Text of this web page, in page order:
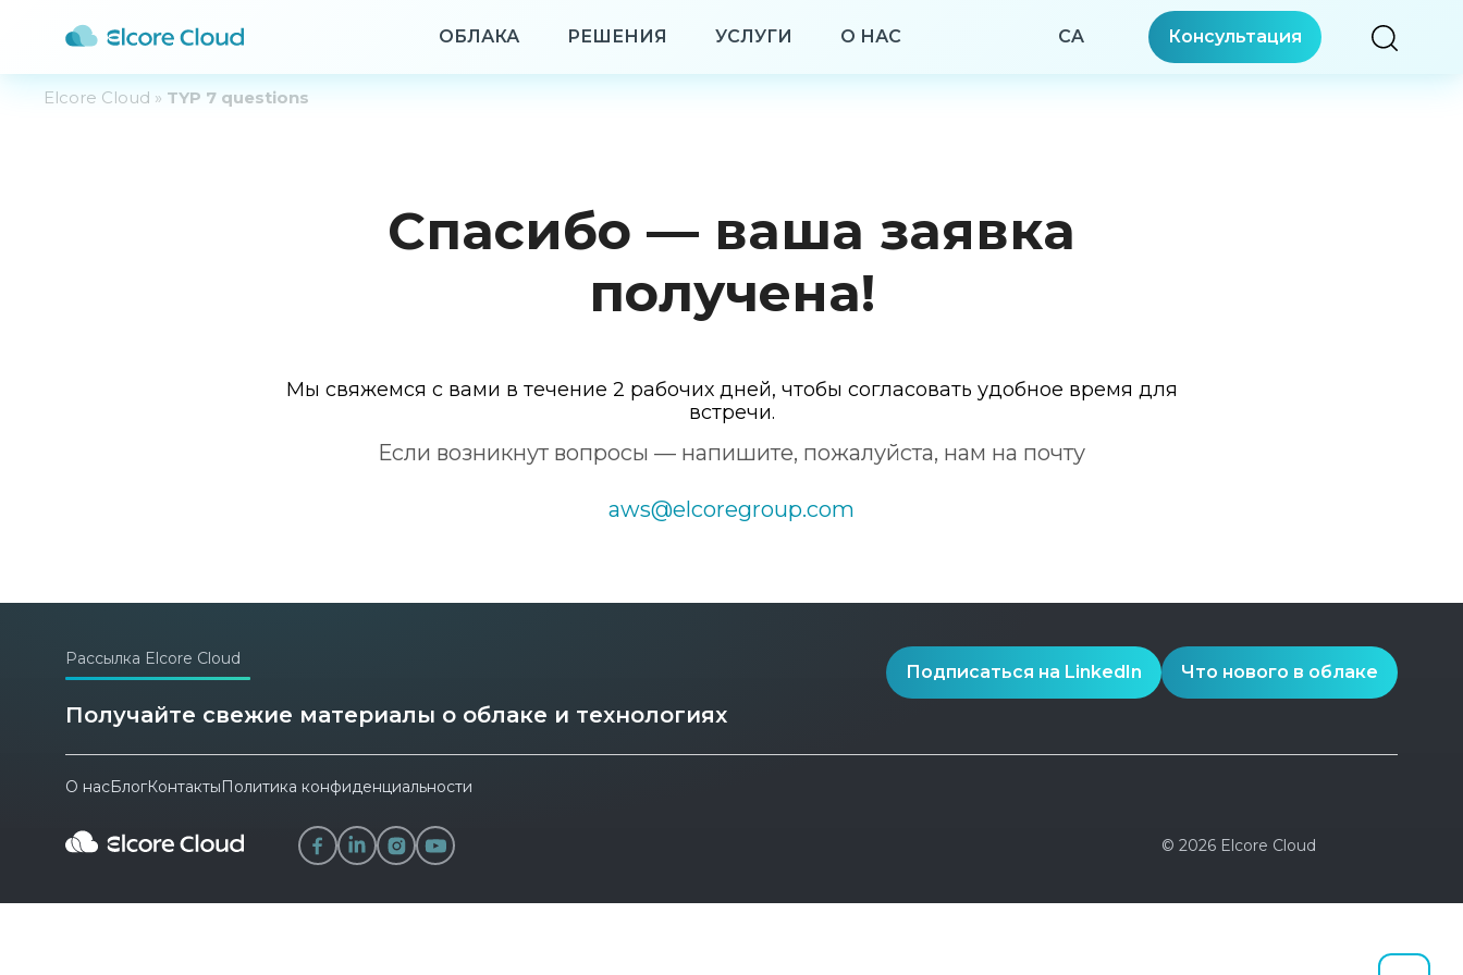
ОБЛАКА РЕШЕНИЯ УСЛУГИ О НАС CA Консультация
Elcore Cloud » TYP 7 questions
Спасибо — ваша заявка
получена!
Мы свяжемся с вами в течение 2 рабочих дней, чтобы согласовать удобное время для
встречи.
Если возникнут вопросы — напишите, пожалуйста, нам на почту
aws@elcoregroup.com
Рассылка Elcore Cloud
Получайте свежие материалы о облаке и технологиях
Подписаться на LinkedIn Что нового в облаке
О насБлогКонтактыПолитика конфиденциальности
© 2026 Elcore Cloud